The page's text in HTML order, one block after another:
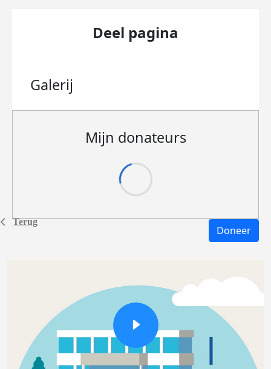
Terug
Deel pagina
Galerij
Mijn donateurs
Doneer